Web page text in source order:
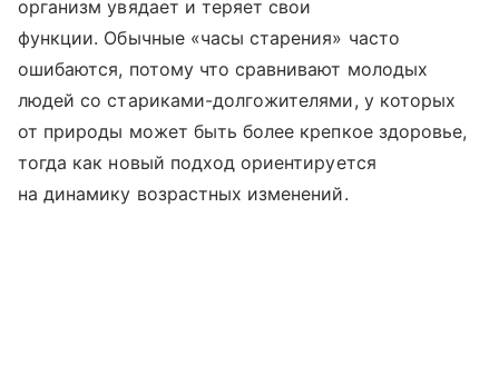
организм увядает и теряет свои
функции. Обычные «часы старения» часто
ошибаются, потому что сравнивают молодых
людей со стариками-долгожителями, у которых
от природы может быть более крепкое здоровье,
тогда как новый подход ориентируется
на динамику возрастных изменений.